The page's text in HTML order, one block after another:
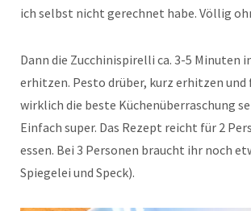
ich selbst nicht gerechnet habe. Völlig
Dann die Zucchinispirelli ca. 3-5 Minuten
erhitzen. Pesto drüber, kurz erhitzen und
wirklich die beste Küchenüberraschung
Einfach super. Das Rezept reicht für 2
essen. Bei 3 Personen braucht ihr noch
Spiegelei und Speck).